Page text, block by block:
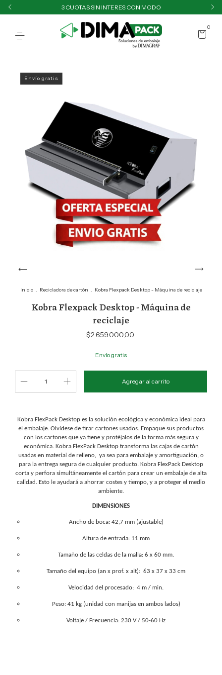
3 CUOTAS SIN INTERES CON MODO
0
Envío gratis
Inicio . Recicladora de cartón . Kobra Flexpack Desktop - Máquina de reciclaje
Kobra Flexpack Desktop - Máquina de
reciclaje
$2.659.000,00
Envío gratis
Kobra FlexPack Desktop es la solución ecológica y económica ideal para
el embalaje. Olvídese de tirar cartones usados. Empaque sus productos
con los cartones que ya tiene y protéjalos de la forma más segura y
económica. Kobra FlexPack Desktop transforma las cajas de cartón
usadas en material de relleno, ya sea para embalaje y amortiguación, o
para la entrega segura de cualquier producto. Kobra FlexPack Desktop
corta y perfora simultáneamente el cartón para crear un embalaje de alta
calidad. Esto le ayudará a ahorrar costes y tiempo, y a proteger el medio
ambiente.
DIMENSIONES
Ancho de boca: 42,7 mm (ajustable)
Altura de entrada: 11 mm
Tamaño de las celdas de la malla: 6 x 60 mm.
Tamaño del equipo (an x prof. x alt): 63 x 37 x 33 cm
Velocidad del procesado: 4 m / min.
Peso: 41 kg (unidad con manijas en ambos lados)
Voltaje / Frecuencia: 230 V / 50-60 Hz